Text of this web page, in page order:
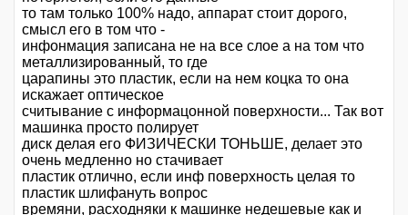
то там только 100% надо, аппарат стоит дорого,
смысл его в том что -
инфонмация записана не на все слое а на том что
металлизированный, то где
царапины это пластик, если на нем коцка то она
искажает оптическое
считывание с информацонной поверхности... Так вот
машинка просто полирует
диск делая его ФИЗИЧЕСКИ ТОНЬШЕ, делает это
очень медленно но стачивает
пластик отлично, если инф поверхность целая то
пластик шлифануть вопрос
времяни, расходняки к машинке недешевые как и